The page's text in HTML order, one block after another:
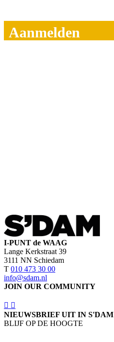
Aanmelden
I-PUNT de WAAG
Lange Kerkstraat 39
3111 NN Schiedam
T 010 473 30 00
info@sdam.nl
JOIN OUR COMMUNITY
NIEUWSBRIEF UIT IN S'DAM
BLIJF OP DE HOOGTE